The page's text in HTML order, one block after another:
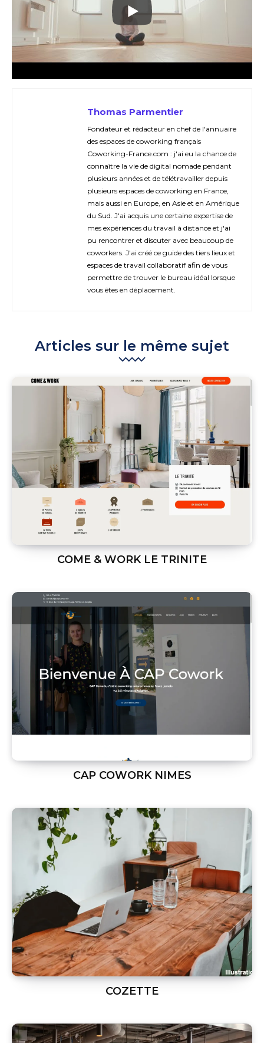
Thomas Parmentier
Fondateur et rédacteur en chef de l'annuaire
des espaces de coworking français
Coworking-France.com : j'ai eu la chance de
connaître la vie de digital nomade pendant
plusieurs années et de télétravailler depuis
plusieurs espaces de coworking en France,
mais aussi en Europe, en Asie et en Amérique
du Sud. J'ai acquis une certaine expertise de
mes expériences du travail à distance et j'ai
pu rencontrer et discuter avec beaucoup de
coworkers. J'ai créé ce guide des tiers lieux et
espaces de travail collaboratif afin de vous
permettre de trouver le bureau idéal lorsque
vous êtes en déplacement.
Articles sur le même sujet
COME & WORK LE TRINITE
CAP COWORK NIMES
COZETTE